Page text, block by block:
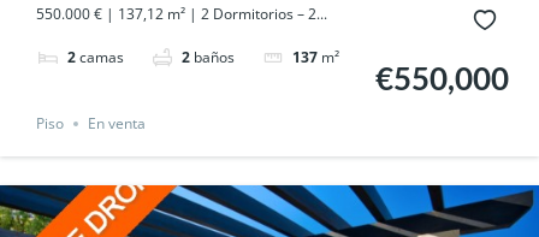
550.000 € | 137,12 m² | 2 Dormitorios – 2...
2camas 2 baños 137 m²
€550,000
Piso En venta